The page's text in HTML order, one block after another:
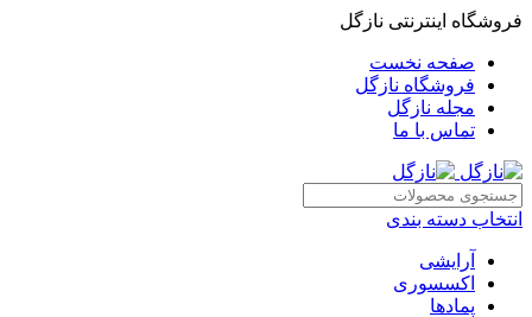
فروشگاه اینترنتی نازگل
صفحه نخست
فروشگاه نازگل
مجله نازگل
تماس با ما
انتخاب دسته بندی
آرایشی
اکسسوری
پمادها